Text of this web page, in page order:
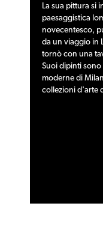
La sua pittura si
paesaggistica
novecentesco,
da un viaggio in
tornò con una
Suoi dipinti
moderne di
collezioni d'arte